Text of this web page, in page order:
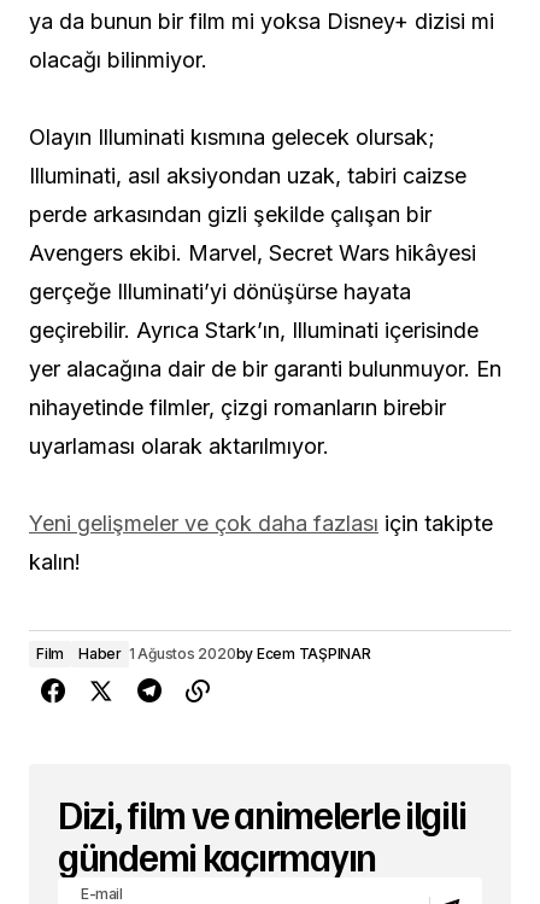
ya da bunun bir film mi yoksa Disney+ dizisi mi
olacağı bilinmiyor.
Olayın Illuminati kısmına gelecek olursak;
Illuminati, asıl aksiyondan uzak, tabiri caizse
perde arkasından gizli şekilde çalışan bir
Avengers ekibi. Marvel, Secret Wars hikâyesi
gerçeğe Illuminati’yi dönüşürse hayata
geçirebilir. Ayrıca Stark’ın, Illuminati içerisinde
yer alacağına dair de bir garanti bulunmuyor. En
nihayetinde filmler, çizgi romanların birebir
uyarlaması olarak aktarılmıyor.
Yeni gelişmeler ve çok daha fazlası için takipte
kalın!
Film Haber 1 Ağustos 2020by Ecem TAŞPINAR
Dizi, film ve animelerle ilgili
gündemi kaçırmayın
E-mail